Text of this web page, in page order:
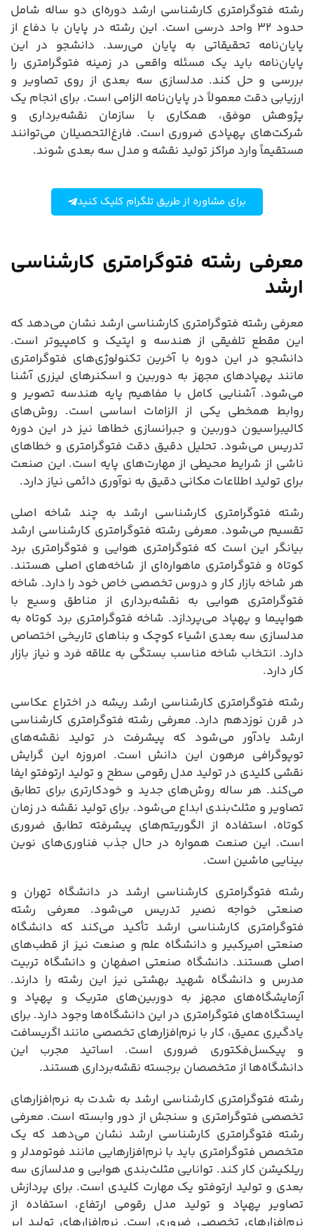
رشته فتوگرامتری کارشناسی ارشد دوره‌ای دو ساله شامل
حدود ۳۲ واحد درسی است. این رشته در پایان با دفاع از
پایان‌نامه تحقیقاتی به پایان می‌رسد. دانشجو در این
پایان‌نامه باید یک مسئله واقعی در زمینه فتوگرامتری را
بررسی و حل کند. مدلسازی سه بعدی از روی تصاویر و
ارزیابی دقت معمولاً در پایان‌نامه الزامی است. برای انجام یک
پژوهش موفق، همکاری با سازمان نقشه‌برداری و
شرکت‌های پهپادی ضروری است. فارغ‌التحصیلان می‌توانند
مستقیماً وارد مراکز تولید نقشه و مدل سه بعدی شوند.
برای مشاوره از طریق تلگرام کلیک کنید
معرفی رشته فتوگرامتری کارشناسی
ارشد
معرفی رشته فتوگرامتری کارشناسی ارشد نشان می‌دهد که
این مقطع تلفیقی از هندسه و اپتیک و کامپیوتر است.
دانشجو در این دوره با آخرین تکنولوژی‌های فتوگرامتری
مانند پهپادهای مجهز به دوربین و اسکنرهای لیزری آشنا
می‌شود. آشنایی کامل با مفاهیم پایه هندسه تصویر و
روابط همخطی یکی از الزامات اساسی است. روش‌های
کالیبراسیون دوربین و جبرانسازی خطاها نیز در این دوره
تدریس می‌شود. تحلیل دقیق دقت فتوگرامتری و خطاهای
ناشی از شرایط محیطی از مهارت‌های پایه است. این صنعت
برای تولید اطلاعات مکانی دقیق به نوآوری دائمی نیاز دارد.
رشته فتوگرامتری کارشناسی ارشد به چند شاخه اصلی
تقسیم می‌شود. معرفی رشته فتوگرامتری کارشناسی ارشد
بیانگر این است که فتوگرامتری هوایی و فتوگرامتری برد
کوتاه و فتوگرامتری ماهواره‌ای از شاخه‌های اصلی هستند.
هر شاخه بازار کار و دروس تخصصی خاص خود را دارد. شاخه
فتوگرامتری هوایی به نقشه‌برداری از مناطق وسیع با
هواپیما و پهپاد می‌پردازد. شاخه فتوگرامتری برد کوتاه به
مدلسازی سه بعدی اشیاء کوچک و بناهای تاریخی اختصاص
دارد. انتخاب شاخه مناسب بستگی به علاقه فرد و نیاز بازار
کار دارد.
رشته فتوگرامتری کارشناسی ارشد ریشه در اختراع عکاسی
در قرن نوزدهم دارد. معرفی رشته فتوگرامتری کارشناسی
ارشد یادآور می‌شود که پیشرفت در تولید نقشه‌های
توپوگرافی مرهون این دانش است. امروزه این گرایش
نقشی کلیدی در تولید مدل رقومی سطح و تولید ارتوفتو ایفا
می‌کند. هر ساله روش‌های جدید و خودکارتری برای تطابق
تصاویر و مثلث‌بندی ابداع می‌شود. برای تولید نقشه در زمان
کوتاه، استفاده از الگوریتم‌های پیشرفته تطابق ضروری
است. این صنعت همواره در حال جذب فناوری‌های نوین
بینایی ماشین است.
رشته فتوگرامتری کارشناسی ارشد در دانشگاه تهران و
صنعتی خواجه نصیر تدریس می‌شود. معرفی رشته
فتوگرامتری کارشناسی ارشد تأکید می‌کند که دانشگاه
صنعتی امیرکبیر و دانشگاه علم و صنعت نیز از قطب‌های
اصلی هستند. دانشگاه صنعتی اصفهان و دانشگاه تربیت
مدرس و دانشگاه شهید بهشتی نیز این رشته را دارند.
آزمایشگاه‌های مجهز به دوربین‌های متریک و پهپاد و
ایستگاه‌های فتوگرامتری در این دانشگاه‌ها وجود دارد. برای
یادگیری عمیق، کار با نرم‌افزارهای تخصصی مانند اگریسافت
و پیکسل‌فکتوری ضروری است. اساتید مجرب این
دانشگاه‌ها از متخصصان برجسته نقشه‌برداری هستند.
رشته فتوگرامتری کارشناسی ارشد به شدت به نرم‌افزارهای
تخصصی فتوگرامتری و سنجش از دور وابسته است. معرفی
رشته فتوگرامتری کارشناسی ارشد نشان می‌دهد که یک
متخصص فتوگرامتری باید با نرم‌افزارهایی مانند فوتومدلر و
ریلکیشن کار کند. توانایی مثلث‌بندی هوایی و مدلسازی سه
بعدی و تولید ارتوفتو یک مهارت کلیدی است. برای پردازش
تصاویر پهپاد و تولید مدل رقومی ارتفاع، استفاده از